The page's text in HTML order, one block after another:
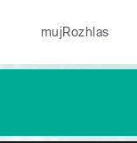
mujRozhlas